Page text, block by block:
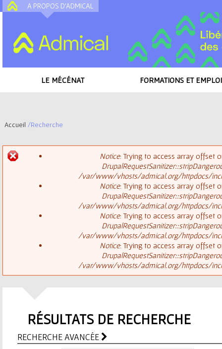
A PROPOS D'ADMICAL
LE MÉCÉNAT FORMATIONS ET
Accueil /Recherche
e
d
Notice: Trying to access array offset
/var/www/vhosts/admical.org/httpdocs/
Notice: Trying to access array offset
/var/www/vhosts/admical.org/httpdocs/
Notice: Trying to access array offset
/var/www/vhosts/admical.org/httpdocs/
Notice: Trying to access array offset
/var/www/vhosts/admical.org/httpdocs/
RÉSULTATS DE RECHERCHE
RECHERCHE AVANCÉE